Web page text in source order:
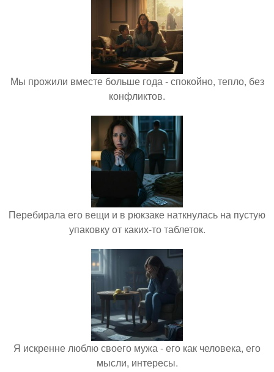
Мы прожили вместе больше года - спокойно, тепло, без
конфликтов.
Перебирала его вещи и в рюкзаке наткнулась на пустую
упаковку от каких-то таблеток.
Я искренне люблю своего мужа - его как человека, его
мысли, интересы.